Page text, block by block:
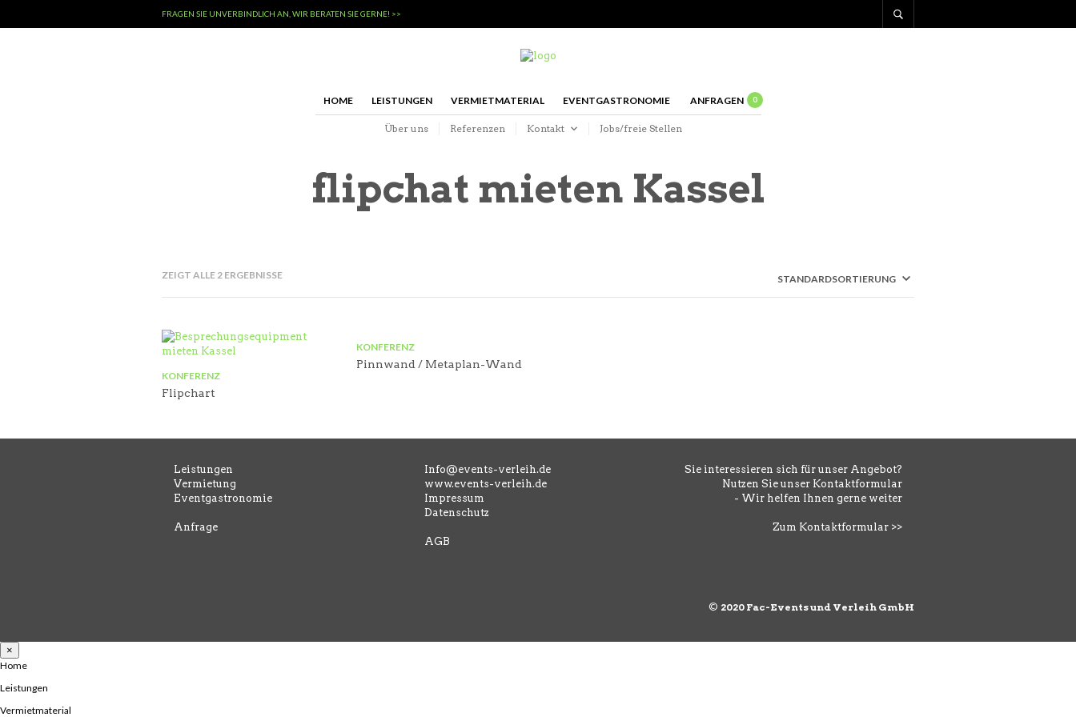
FRAGEN SIE UNVERBINDLICH AN, WIR BERATEN SIE GERNE! >>
HOME LEISTUNGEN VERMIETMATERIAL EVENTGASTRONOMIE ANFRAGEN 0
Über uns Referenzen Kontakt Jobs/freie Stellen
flipchat mieten Kassel
ZEIGT ALLE 2 ERGEBNISSE
KONFERENZ
Flipchart
KONFERENZ
Pinnwand / Metaplan-Wand
Leistungen
Vermietung
Eventgastronomie
Anfrage
Info@events-verleih.de
www.events-verleih.de
Impressum
Datenschutz
AGB
Sie interessieren sich für unser Angebot?
Nutzen Sie unser Kontaktformular
- Wir helfen Ihnen gerne weiter
Zum Kontaktformular >>
© 2020 Fac-Events und Verleih GmbH
×
Home
Leistungen
Vermietmaterial